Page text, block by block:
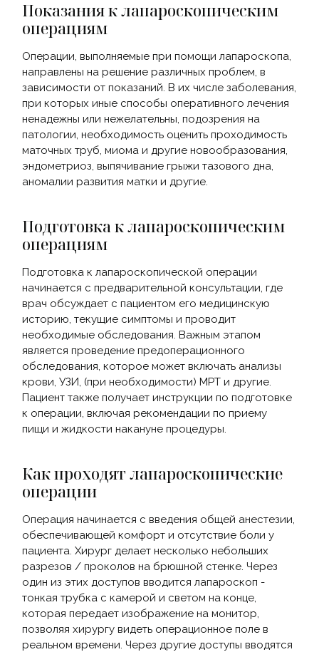
Показания к лапароскопическим
операциям
Операции, выполняемые при помощи лапароскопа,
направлены на решение различных проблем, в
зависимости от показаний. В их числе заболевания,
при которых иные способы оперативного лечения
ненадежны или нежелательны, подозрения на
патологии, необходимость оценить проходимость
маточных труб, миома и другие новообразования,
эндометриоз, выпячивание грыжи тазового дна,
аномалии развития матки и другие.
Подготовка к лапароскопическим
операциям
Подготовка к лапароскопической операции
начинается с предварительной консультации, где
врач обсуждает с пациентом его медицинскую
историю, текущие симптомы и проводит
необходимые обследования. Важным этапом
является проведение предоперационного
обследования, которое может включать анализы
крови, УЗИ, (при необходимости) МРТ и другие.
Пациент также получает инструкции по подготовке
к операции, включая рекомендации по приему
пищи и жидкости накануне процедуры.
Как проходят лапароскопические
операции
Операция начинается с введения общей анестезии,
обеспечивающей комфорт и отсутствие боли у
пациента. Хирург делает несколько небольших
разрезов / проколов на брюшной стенке. Через
один из этих доступов вводится лапароскоп -
тонкая трубка с камерой и светом на конце,
которая передает изображение на монитор,
позволяя хирургу видеть операционное поле в
реальном времени. Через другие доступы вводятся